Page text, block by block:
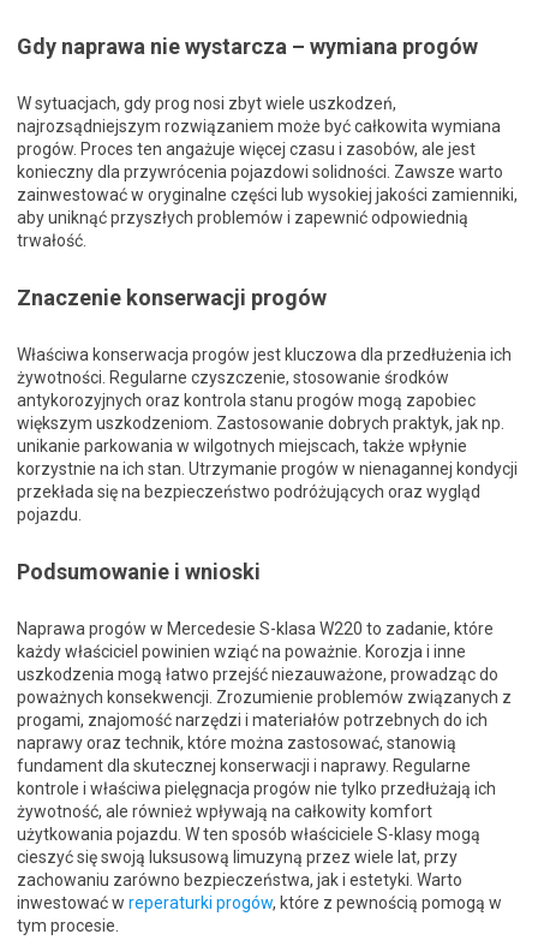
Gdy naprawa nie wystarcza – wymiana progów
W sytuacjach, gdy prog nosi zbyt wiele uszkodzeń,
najrozsądniejszym rozwiązaniem może być całkowita wymiana
progów. Proces ten angażuje więcej czasu i zasobów, ale jest
konieczny dla przywrócenia pojazdowi solidności. Zawsze warto
zainwestować w oryginalne części lub wysokiej jakości zamienniki,
aby uniknąć przyszłych problemów i zapewnić odpowiednią
trwałość.
Znaczenie konserwacji progów
Właściwa konserwacja progów jest kluczowa dla przedłużenia ich
żywotności. Regularne czyszczenie, stosowanie środków
antykorozyjnych oraz kontrola stanu progów mogą zapobiec
większym uszkodzeniom. Zastosowanie dobrych praktyk, jak np.
unikanie parkowania w wilgotnych miejscach, także wpłynie
korzystnie na ich stan. Utrzymanie progów w nienagannej kondycji
przekłada się na bezpieczeństwo podróżujących oraz wygląd
pojazdu.
Podsumowanie i wnioski
Naprawa progów w Mercedesie S-klasa W220 to zadanie, które
każdy właściciel powinien wziąć na poważnie. Korozja i inne
uszkodzenia mogą łatwo przejść niezauważone, prowadząc do
poważnych konsekwencji. Zrozumienie problemów związanych z
progami, znajomość narzędzi i materiałów potrzebnych do ich
naprawy oraz technik, które można zastosować, stanowią
fundament dla skutecznej konserwacji i naprawy. Regularne
kontrole i właściwa pielęgnacja progów nie tylko przedłużają ich
żywotność, ale również wpływają na całkowity komfort
użytkowania pojazdu. W ten sposób właściciele S-klasy mogą
cieszyć się swoją luksusową limuzyną przez wiele lat, przy
zachowaniu zarówno bezpieczeństwa, jak i estetyki. Warto
inwestować w reperaturki progów, które z pewnością pomogą w
tym procesie.